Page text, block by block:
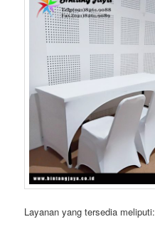
Layanan yang tersedia meliputi: